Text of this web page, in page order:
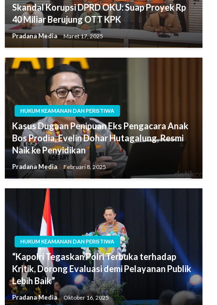
Skandal Korupsi DPRD OKU: Suap Proyek Rp
40 Miliar Berujung OTT KPK
Pradana Media Maret 17, 2025
HUKUM KEAMANAN DAN PERISTIWA
Kasus Dugaan Penipuan Eks Pengacara Anak
Bos Prodia, Evelin Dohar Hutagalung, Resmi
Naik ke Penyidikan
Pradana Media Februari 8, 2025
HUKUM KEAMANAN DAN PERISTIWA
“Kapolri Tegaskan Polri Terbuka terhadap
Kritik, Dorong Evaluasi demi Pelayanan Publik
Lebih Baik”
Pradana Media Oktober 16, 2025